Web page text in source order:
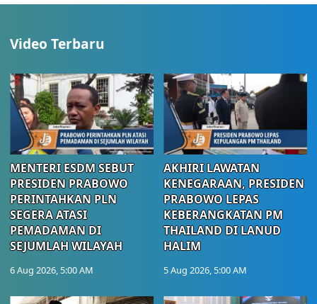
Video Terbaru
MENTERI ESDM SEBUT
PRESIDEN PRABOWO
PERINTAHKAN PLN
SEGERA ATASI
PEMADAMAN DI
SEJUMLAH WILAYAH
6 Aug 2026, 5:00 AM
AKHIRI LAWATAN
KENEGARAAN, PRESIDEN
PRABOWO LEPAS
KEBERANGKATAN PM
THAILAND DI LANUD
HALIM
5 Aug 2026, 5:00 AM